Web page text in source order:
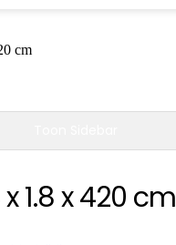
cm
x 1.8 x 420 cm